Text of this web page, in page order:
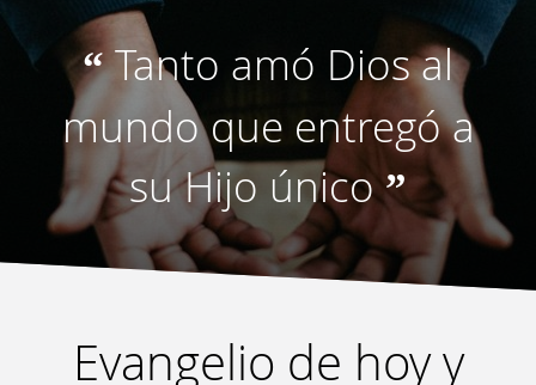
“Tanto amó Dios al
mundo que entregó a
su Hijo único”
Evangelio de hoy y